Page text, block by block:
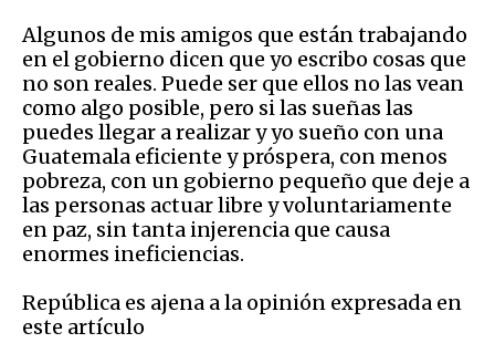
Algunos de mis amigos que están trabajando
en el gobierno dicen que yo escribo cosas que
no son reales. Puede ser que ellos no las vean
como algo posible, pero si las sueñas las
puedes llegar a realizar y yo sueño con una
Guatemala eficiente y próspera, con menos
pobreza, con un gobierno pequeño que deje a
las personas actuar libre y voluntariamente
en paz, sin tanta injerencia que causa
enormes ineficiencias.
República es ajena a la opinión expresada en
este artículo